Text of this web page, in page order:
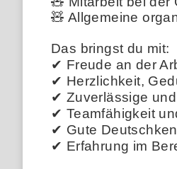
🧸 Allgemeine
Das bringst du mit:
✔ Freude an der
✔ Herzlichkeit,
✔ Zuverlässige
✔ Teamfähigkeit
✔ Gute
✔ Erfahrung im